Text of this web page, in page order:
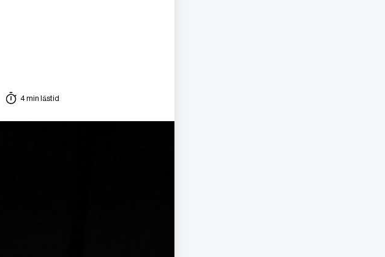
4 min lästid